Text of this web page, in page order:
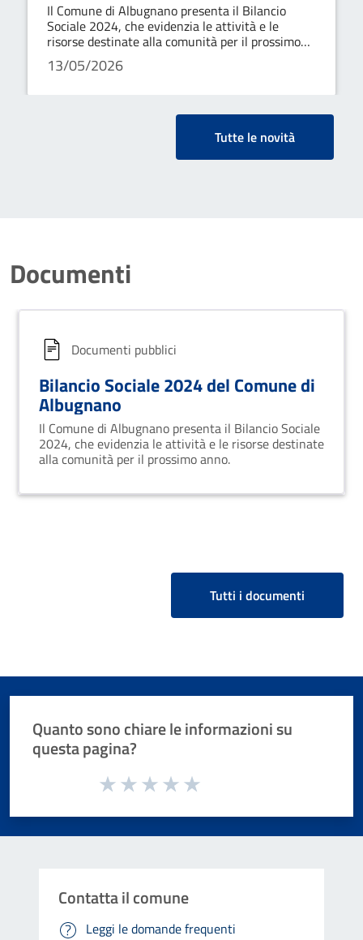
Il Comune di Albugnano presenta il Bilancio
Sociale 2024, che evidenzia le attività e le
risorse destinate alla comunità per il prossimo
anno.
13/05/2026
Tutte le novità
Documenti
Documenti pubblici
Bilancio Sociale 2024 del Comune di
Albugnano
Il Comune di Albugnano presenta il Bilancio Sociale
2024, che evidenzia le attività e le risorse destinate
alla comunità per il prossimo anno.
Tutti i documenti
Quanto sono chiare le informazioni su
questa pagina?
Valuta da 1 a 5 stelle la pagina
Contatta il comune
Leggi le domande frequenti